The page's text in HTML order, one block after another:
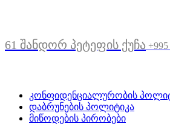
61 შანდორ პეტეფის ქუჩა
კონფიდენციალურობის
დაბრუნების პოლიტიკა
მიწოდების პირობები